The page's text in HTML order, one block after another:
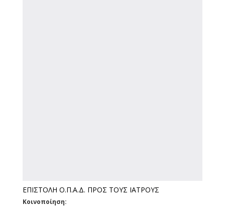
ΕΠΙΣΤΟΛΗ Ο.Π.Α.Δ. ΠΡΟΣ ΤΟΥΣ ΙΑΤΡΟΥΣ
Κοινοποίηση: